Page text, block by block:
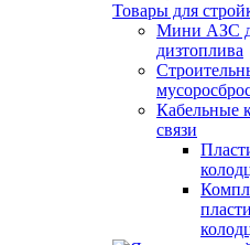
Товары для
Мини АЗС
дизтоплива
Кабельные
связи